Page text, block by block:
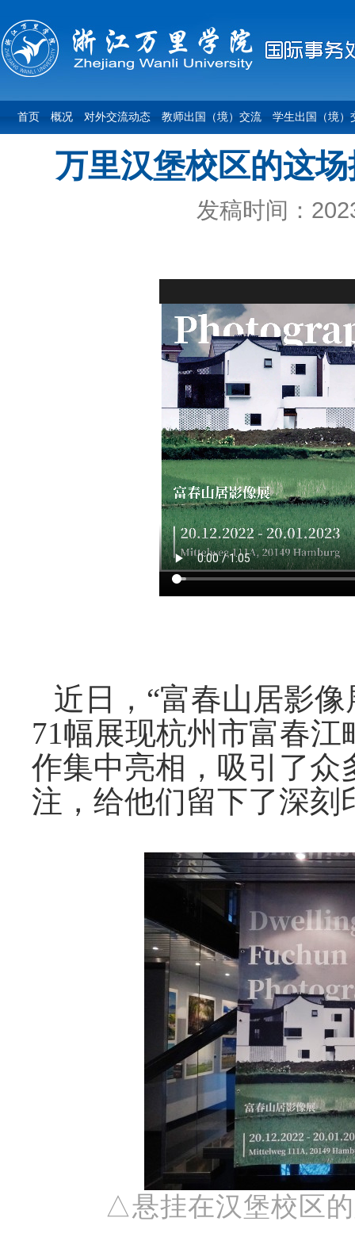
首页 概况 对外交流动态 教师出国（境）交流 学生出国（境）
万里汉堡校区的这
发稿时间：
近日，“富春山居影
71幅展现杭州市富春江
作集中亮相，吸引了众
注，给他们留下了深刻
△悬挂在汉堡校区